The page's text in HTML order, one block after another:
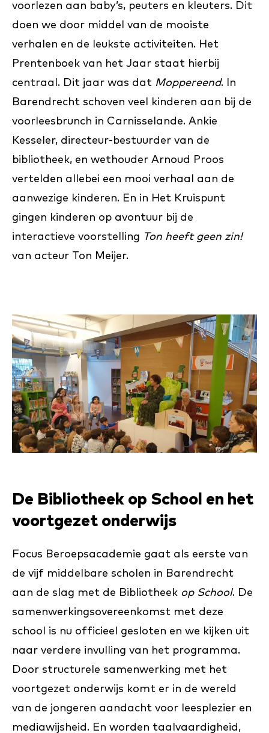
voorlezen aan baby’s, peuters en kleuters. Dit
doen we door middel van de mooiste
verhalen en de leukste activiteiten. Het
Prentenboek van het Jaar staat hierbij
centraal. Dit jaar was dat Moppereend. In
Barendrecht schoven veel kinderen aan bij de
voorleesbrunch in Carnisselande. Ankie
Kesseler, directeur-bestuurder van de
bibliotheek, en wethouder Arnoud Proos
vertelden allebei een mooi verhaal aan de
aanwezige kinderen. En in Het Kruispunt
gingen kinderen op avontuur bij de
interactieve voorstelling Ton heeft geen zin!
van acteur Ton Meijer.
De Bibliotheek op School en het
voortgezet onderwijs
Focus Beroepsacademie gaat als eerste van
de vijf middelbare scholen in Barendrecht
aan de slag met de Bibliotheek op School. De
samenwerkingsovereenkomst met deze
school is nu officieel gesloten en we kijken uit
naar verdere invulling van het programma.
Door structurele samenwerking met het
voortgezet onderwijs komt er in de wereld
van de jongeren aandacht voor leesplezier en
mediawijsheid. En worden taalvaardigheid,